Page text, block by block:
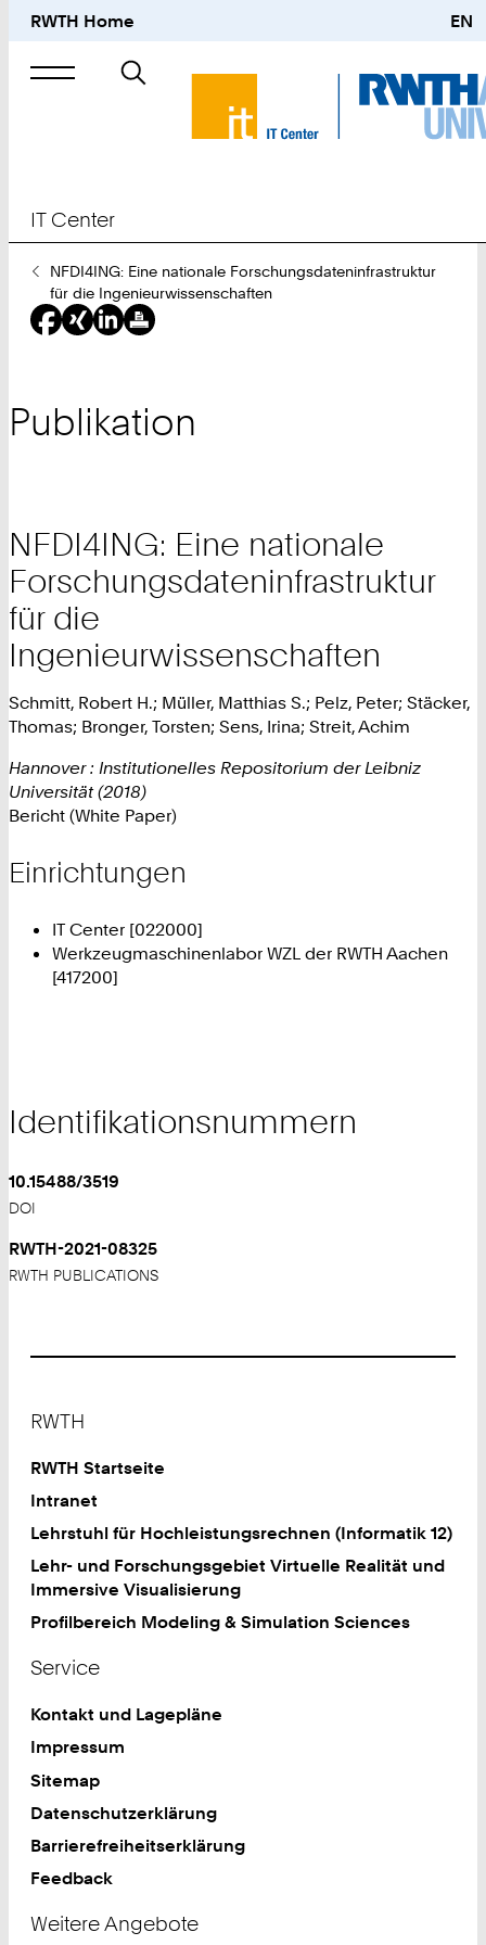
RWTH Home EN
Suche
nach
IT Center
Sie
sind
hier:
NFDI4ING: Eine nationale Forschungsdateninfrastruktur
für die Ingenieurwissenschaften
Publikation
NFDI4ING: Eine nationale
Forschungsdateninfrastruktur
für die
Ingenieurwissenschaften
Schmitt, Robert H.; Müller, Matthias S.; Pelz, Peter; Stäcker,
Thomas; Bronger, Torsten; Sens, Irina; Streit, Achim
Hannover : Institutionelles Repositorium der Leibniz
Universität (2018)
Bericht (White Paper)
Einrichtungen
IT Center [022000]
Werkzeugmaschinenlabor WZL der RWTH Aachen
[417200]
Identifikationsnummern
10.15488/3519
DOI
RWTH-2021-08325
RWTH PUBLICATIONS
RWTH
RWTH Startseite
Intranet
Lehrstuhl für Hochleistungsrechnen (Informatik 12)
Lehr- und Forschungsgebiet Virtuelle Realität und
Immersive Visualisierung
Profilbereich Modeling & Simulation Sciences
Service
Kontakt und Lagepläne
Impressum
Sitemap
Datenschutzerklärung
Barrierefreiheitserklärung
Feedback
Weitere Angebote